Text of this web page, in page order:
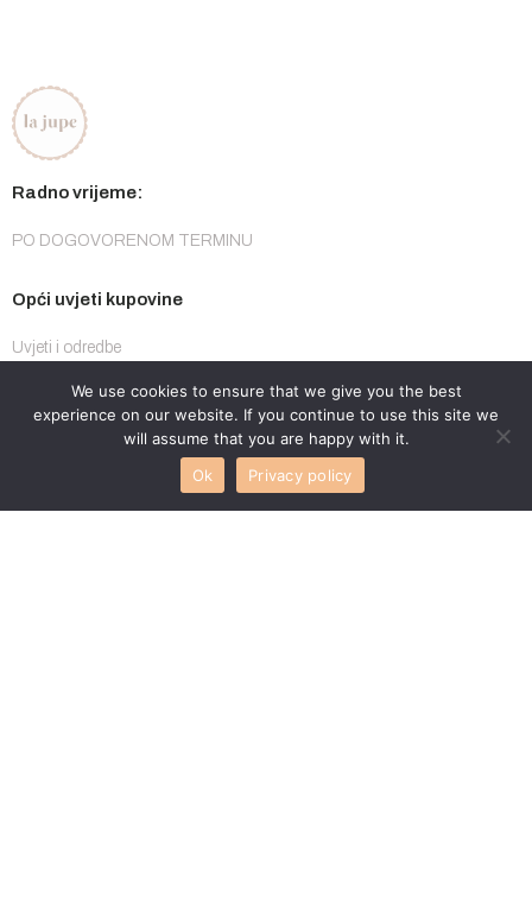
Radno vrijeme:
PO DOGOVORENOM TERMINU
Opći uvjeti kupovine
Uvjeti i odredbe
Dostava
Načini plaćanja
We use cookies to ensure that we give you the best
experience on our website. If you continue to use this site we
will assume that you are happy with it.
Ok
Privacy policy